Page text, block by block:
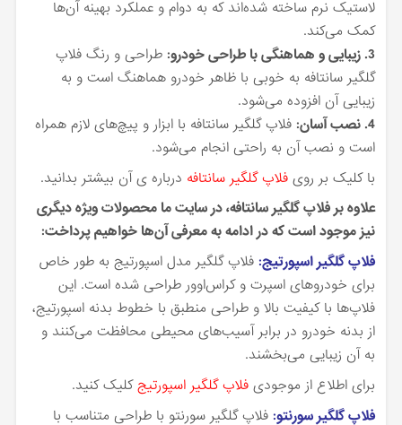
لاستیک نرم ساخته شده‌اند که به دوام و عملکرد بهینه آن‌ها
کمک می‌کند.
3. زیبایی و هماهنگی با طراحی خودرو:
طراحی و رنگ فلاپ
گلگیر سانتافه به خوبی با ظاهر خودرو هماهنگ است و به
زیبایی آن افزوده می‌شود.
4. نصب آسان:
فلاپ گلگیر سانتافه با ابزار و پیچ‌های لازم همراه
است و نصب آن به راحتی انجام می‌شود.
با کلیک بر رویفلاپ گلگیر سانتافه درباره ی آن بیشتر بدانید.
علاوه بر فلاپ گلگیر سانتافه، در سایت ما محصولات ویژه دیگری
نیز موجود است که در ادامه به معرفی آن‌ها خواهیم پرداخت:
فلاپ گلگیر اسپورتیج: فلاپ گلگیر مدل اسپورتیج به طور خاص
برای خودروهای اسپرت و کراس‌اوور طراحی شده است. این
فلاپ‌ها با کیفیت بالا و طراحی منطبق با خطوط بدنه اسپورتیج،
از بدنه خودرو در برابر آسیب‌های محیطی محافظت می‌کنند و
به آن زیبایی می‌بخشند.
برای اطلاع از موجودیفلاپ گلگیر اسپورتیجکلیک کنید.
فلاپ گلگیر سورنتو: فلاپ گلگیر سورنتو با طراحی متناسب با